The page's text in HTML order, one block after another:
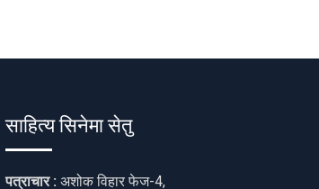
साहित्य सिनेमा सेतु
पत्राचार : अशोक विहार फेज-4,